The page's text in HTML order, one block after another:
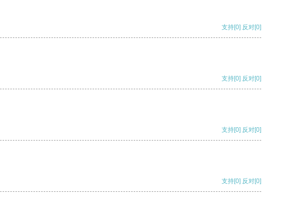
支持[0] 反对[0]
支持[0] 反对[0]
支持[0] 反对[0]
支持[0] 反对[0]